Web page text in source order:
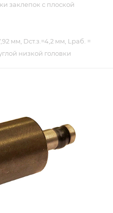
заклепок с плоской
мм, Dст.з.=4,2 мм, Lраб. =
низкой головки